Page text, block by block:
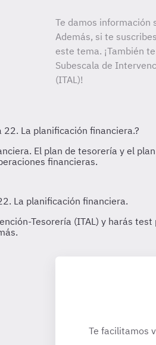
Te damos información
Además, si te
este tema. ¡También
Subescala de
(ITAL)!
Te facilitamos